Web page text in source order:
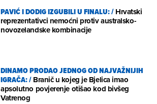
PAVIĆ I DODIG IZGUBILI U FINALU:/Hrvatski
reprezentativci nemoćni protiv australsko-
novozelandske kombinacije
DINAMO PRODAO JEDNOG OD NAJVAŽNIJIH
IGRAČA:/Branič u kojeg je Bjelica imao
apsolutno povjerenje otišao kod bivšeg
Vatrenog